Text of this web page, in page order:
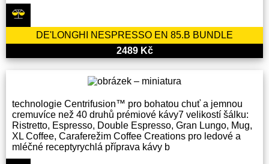
DE'LONGHI NESPRESSO EN 85.B BUNDLE
2489 Kč
technologie Centrifusion™ pro bohatou chuť a jemnou
cremuvíce než 40 druhů prémiové kávy7 velikostí šálku:
Ristretto, Espresso, Double Espresso, Gran Lungo, Mug,
XL Coffee, Caraferežim Coffee Creations pro ledové a
mléčné receptyrychlá příprava kávy b